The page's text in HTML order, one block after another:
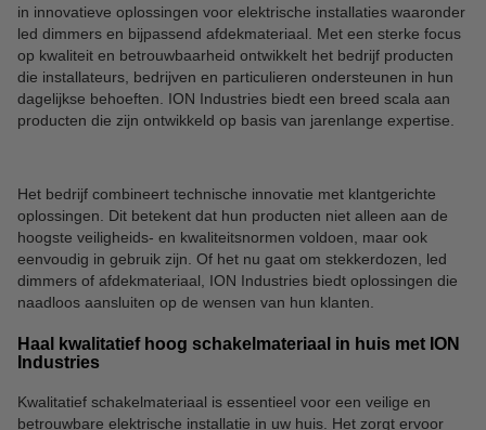
in innovatieve oplossingen voor elektrische installaties waaronder
led dimmers en bijpassend afdekmateriaal. Met een sterke focus
op kwaliteit en betrouwbaarheid ontwikkelt het bedrijf producten
die installateurs, bedrijven en particulieren ondersteunen in hun
dagelijkse behoeften. ION Industries biedt een breed scala aan
producten die zijn ontwikkeld op basis van jarenlange expertise.
Het bedrijf combineert technische innovatie met klantgerichte
oplossingen. Dit betekent dat hun producten niet alleen aan de
hoogste veiligheids- en kwaliteitsnormen voldoen, maar ook
eenvoudig in gebruik zijn. Of het nu gaat om stekkerdozen, led
dimmers of afdekmateriaal, ION Industries biedt oplossingen die
naadloos aansluiten op de wensen van hun klanten.
Haal kwalitatief hoog schakelmateriaal in huis met ION
Industries
Kwalitatief schakelmateriaal is essentieel voor een veilige en
betrouwbare elektrische installatie in uw huis. Het zorgt ervoor